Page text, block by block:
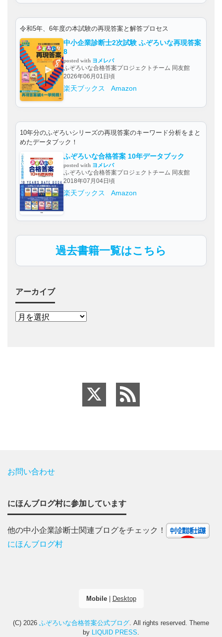
令和5年、6年度の本試験の再現答案と解答プロセス
中小企業診断士2次試験 ふぞろいな再現答案
8
posted with ヨメレバ
ふぞろいな合格答案プロジェクトチーム 同友館
2026年06月01日頃
楽天ブックス Amazon
10年分のふぞろいシリーズの再現答案のキーワード分析をまと
めたデータブック！
ふぞろいな合格答案 10年データブック
posted with ヨメレバ
ふぞろいな合格答案プロジェクトチーム 同友館
2018年07月04日頃
楽天ブックス Amazon
過去書籍一覧はこちら
アーカイブ
お問い合わせ
にほんブログ村に参加しています
他の中小企業診断士関連ブログをチェック！
にほんブログ村
Mobile| Desktop
(C) 2026 ふぞろいな合格答案公式ブログ. All rights reserved. Theme
by LIQUID PRESS.